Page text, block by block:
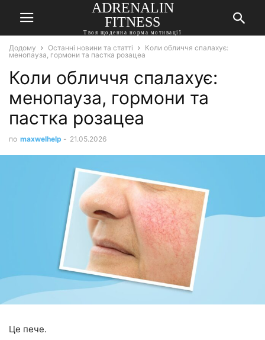
ADRENALIN
FITNESS
Твоя щоденна норма мотивації
Додому Останні новини та статті
Коли обличчя спалахує:
менопауза, гормони та пастка розацеа
Коли обличчя спалахує:
менопауза, гормони та
пастка розацеа
по maxwelhelp - 21.05.2026
Це пече.